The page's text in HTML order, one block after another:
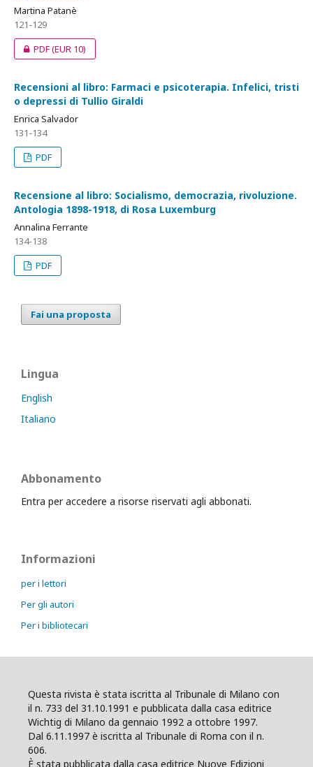
Martina Patanè
121-129
PDF(EUR 10)
Recensioni al libro: Farmaci e psicoterapia. Infelici, tristi
o depressi di Tullio Giraldi
Enrica Salvador
131-134
PDF
Recensione al libro: Socialismo, democrazia, rivoluzione.
Antologia 1898-1918, di Rosa Luxemburg
Annalina Ferrante
134-138
PDF
Fai una proposta
Lingua
English
Italiano
Abbonamento
Entra per accedere a risorse riservati agli abbonati.
Informazioni
per i lettori
Per gli autori
Per i bibliotecari
Questa rivista è stata iscritta al Tribunale di Milano con
il n. 733 del 31.10.1991 e pubblicata dalla casa editrice
Wichtig di Milano da gennaio 1992 a ottobre 1997.
Dal 6.11.1997 è iscritta al Tribunale di Roma con il n.
606.
È stata pubblicata dalla casa editrice Nuove Edizioni